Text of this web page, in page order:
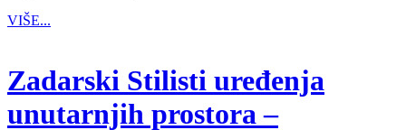
VIŠE...
Zadarski Stilisti uređenja
unutarnjih prostora –